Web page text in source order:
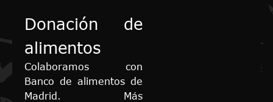
Donación de
alimentos
Colaboramos con
Banco de alimentos de
Madrid. Más